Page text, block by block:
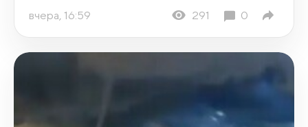
вчера, 16:59 291 0